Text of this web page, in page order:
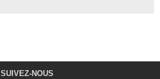
SUIVEZ-NOUS